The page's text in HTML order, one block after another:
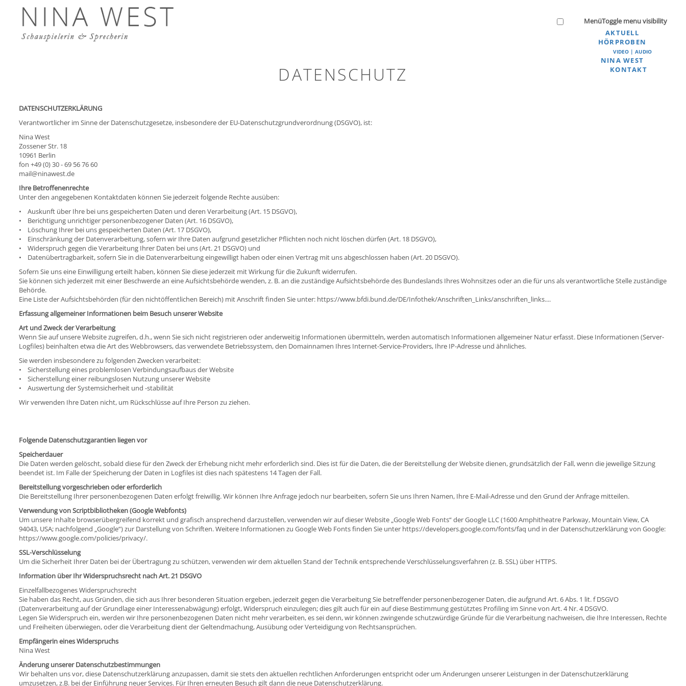
MenüToggle menu visibility
AKTUELL
HÖRPROBEN
VIDEO | AUDIO
NINA WEST
KONTAKT
DATENSCHUTZ
DATENSCHUTZERKLÄRUNG
Verantwortlicher im Sinne der Datenschutzgesetze, insbesondere der EU-Datenschutzgrundverordnung (DSGVO), ist:
Nina West
Zossener Str. 18
10961 Berlin
fon +49 (0) 30 - 69 56 76 60
mail@ninawest.de
Ihre Betroffenenrechte
Unter den angegebenen Kontaktdaten können Sie jederzeit folgende Rechte ausüben:
• Auskunft über Ihre bei uns gespeicherten Daten und deren Verarbeitung (Art. 15 DSGVO),
• Berichtigung unrichtiger personenbezogener Daten (Art. 16 DSGVO),
• Löschung Ihrer bei uns gespeicherten Daten (Art. 17 DSGVO),
• Einschränkung der Datenverarbeitung, sofern wir Ihre Daten aufgrund gesetzlicher Pflichten noch nicht löschen dürfen (Art. 18 DSGVO),
• Widerspruch gegen die Verarbeitung Ihrer Daten bei uns (Art. 21 DSGVO) und
• Datenübertragbarkeit, sofern Sie in die Datenverarbeitung eingewilligt haben oder einen Vertrag mit uns abgeschlossen haben (Art. 20 DSGVO).
Sofern Sie uns eine Einwilligung erteilt haben, können Sie diese jederzeit mit Wirkung für die Zukunft widerrufen.
Sie können sich jederzeit mit einer Beschwerde an eine Aufsichtsbehörde wenden, z. B. an die zuständige Aufsichtsbehörde des Bundeslands Ihres Wohnsitzes oder an die für uns als verantwortliche Stelle zuständige
Behörde.
Eine Liste der Aufsichtsbehörden (für den nichtöffentlichen Bereich) mit Anschrift finden Sie unter: https://www.bfdi.bund.de/DE/Infothek/Anschriften_Links/anschriften_links....
Erfassung allgemeiner Informationen beim Besuch unserer Website
Art und Zweck der Verarbeitung
Wenn Sie auf unsere Website zugreifen, d.h., wenn Sie sich nicht registrieren oder anderweitig Informationen übermitteln, werden automatisch Informationen allgemeiner Natur erfasst. Diese Informationen (Server-
Logfiles) beinhalten etwa die Art des Webbrowsers, das verwendete Betriebssystem, den Domainnamen Ihres Internet-Service-Providers, Ihre IP-Adresse und ähnliches.
Sie werden insbesondere zu folgenden Zwecken verarbeitet:
• Sicherstellung eines problemlosen Verbindungsaufbaus der Website
• Sicherstellung einer reibungslosen Nutzung unserer Website
• Auswertung der Systemsicherheit und -stabilität
Wir verwenden Ihre Daten nicht, um Rückschlüsse auf Ihre Person zu ziehen.
Folgende Datenschutzgarantien liegen vor
Speicherdauer
Die Daten werden gelöscht, sobald diese für den Zweck der Erhebung nicht mehr erforderlich sind. Dies ist für die Daten, die der Bereitstellung der Website dienen, grundsätzlich der Fall, wenn die jeweilige Sitzung
beendet ist. Im Falle der Speicherung der Daten in Logfiles ist dies nach spätestens 14 Tagen der Fall.
Bereitstellung vorgeschrieben oder erforderlich
Die Bereitstellung Ihrer personenbezogenen Daten erfolgt freiwillig. Wir können Ihre Anfrage jedoch nur bearbeiten, sofern Sie uns Ihren Namen, Ihre E-Mail-Adresse und den Grund der Anfrage mitteilen.
Verwendung von Scriptbibliotheken (Google Webfonts)
Um unsere Inhalte browserübergreifend korrekt und grafisch ansprechend darzustellen, verwenden wir auf dieser Website „Google Web Fonts“ der Google LLC (1600 Amphitheatre Parkway, Mountain View, CA
94043, USA; nachfolgend „Google“) zur Darstellung von Schriften. Weitere Informationen zu Google Web Fonts finden Sie unter https://developers.google.com/fonts/faq und in der Datenschutzerklärung von Google:
https://www.google.com/policies/privacy/.
SSL-Verschlüsselung
Um die Sicherheit Ihrer Daten bei der Übertragung zu schützen, verwenden wir dem aktuellen Stand der Technik entsprechende Verschlüsselungsverfahren (z. B. SSL) über HTTPS.
Information über Ihr Widerspruchsrecht nach Art. 21 DSGVO
Einzelfallbezogenes Widerspruchsrecht
Sie haben das Recht, aus Gründen, die sich aus Ihrer besonderen Situation ergeben, jederzeit gegen die Verarbeitung Sie betreffender personenbezogener Daten, die aufgrund Art. 6 Abs. 1 lit. f DSGVO
(Datenverarbeitung auf der Grundlage einer Interessenabwägung) erfolgt, Widerspruch einzulegen; dies gilt auch für ein auf diese Bestimmung gestütztes Profiling im Sinne von Art. 4 Nr. 4 DSGVO.
Legen Sie Widerspruch ein, werden wir Ihre personenbezogenen Daten nicht mehr verarbeiten, es sei denn, wir können zwingende schutzwürdige Gründe für die Verarbeitung nachweisen, die Ihre Interessen, Rechte
und Freiheiten überwiegen, oder die Verarbeitung dient der Geltendmachung, Ausübung oder Verteidigung von Rechtsansprüchen.
Empfängerin eines Widerspruchs
Nina West
Änderung unserer Datenschutzbestimmungen
Wir behalten uns vor, diese Datenschutzerklärung anzupassen, damit sie stets den aktuellen rechtlichen Anforderungen entspricht oder um Änderungen unserer Leistungen in der Datenschutzerklärung
umzusetzen, z.B. bei der Einführung neuer Services. Für Ihren erneuten Besuch gilt dann die neue Datenschutzerklärung.